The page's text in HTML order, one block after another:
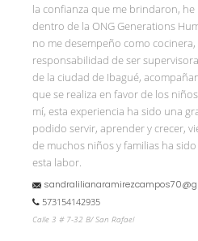
la confianza que me brindaron,
dentro de la ONG Generations
no me desempeño como
responsabilidad de ser
de la ciudad de Ibagué,
que se realiza en favor de los
mí, esta experiencia ha sido una
podido servir, aprender y crecer,
de muchos niños y familias ha
esta labor.
573154142935
Calle 3 # 7-32 B/ San Rafael